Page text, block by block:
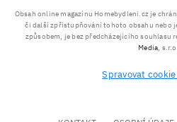
Obsah online magazínu Homebydleni.cz je
či další zpřístupňování tohoto obsahu nebo
způsobem, je bez předcházejícího souhlasu
Media,
Spravovat